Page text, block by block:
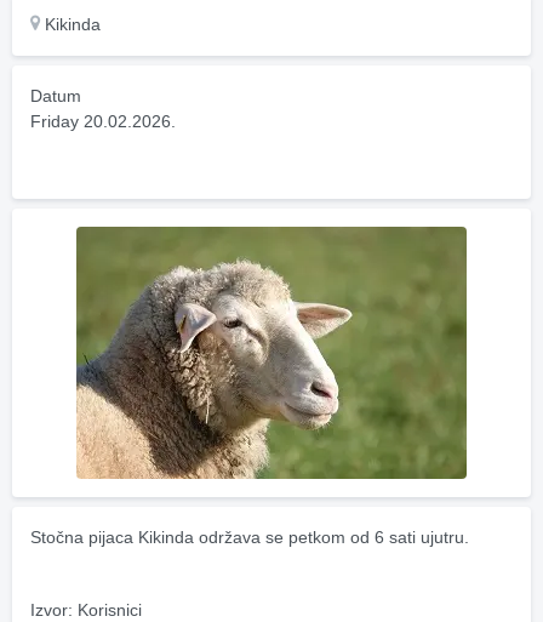
Kikinda
Datum
Friday 20.02.2026.
Stočna pijaca Kikinda održava se petkom od 6 sati ujutru.
Izvor: Korisnici